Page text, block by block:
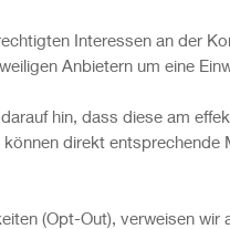
Interessen an der
Anbietern um eine
hin, dass diese am
direkt entsprechende
(Opt-Out), verweisen wir